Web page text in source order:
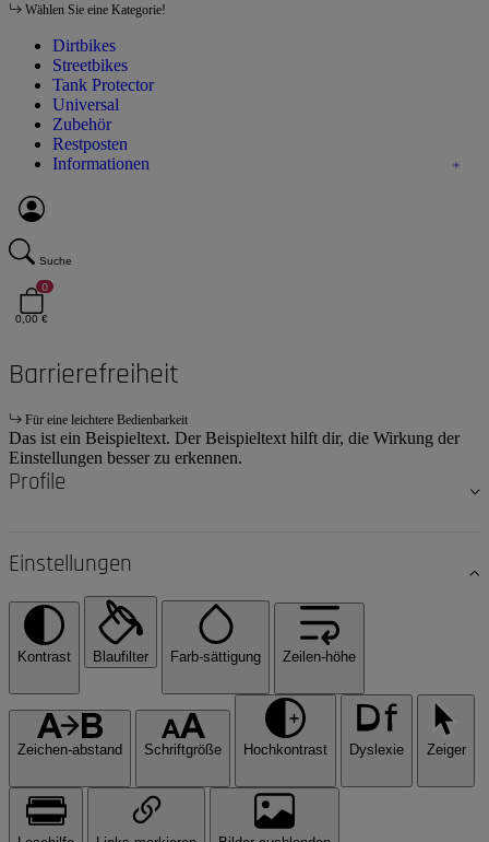
Wählen Sie eine Kategorie!
Dirtbikes
Streetbikes
Tank Protector
Universal
Zubehör
Restposten
Informationen
Suche
0
0,00 €
Barrierefreiheit
Für eine leichtere Bedienbarkeit
Das ist ein Beispieltext. Der Beispieltext hilft dir, die Wirkung der
Einstellungen besser zu erkennen.
Profile
Einstellungen
Kontrast Blaufilter Farb-sättigung Zeilen-höhe
Zeichen-abstand Schriftgröße Hochkontrast Dyslexie Zeiger